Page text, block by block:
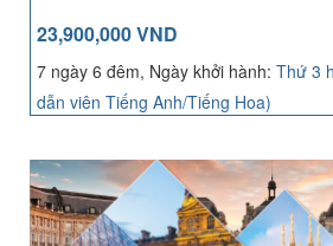
23,900,000 VND
7 ngày 6 đêm, Ngày khởi hành: Thứ 3
dẫn viên Tiếng Anh/Tiếng Hoa)